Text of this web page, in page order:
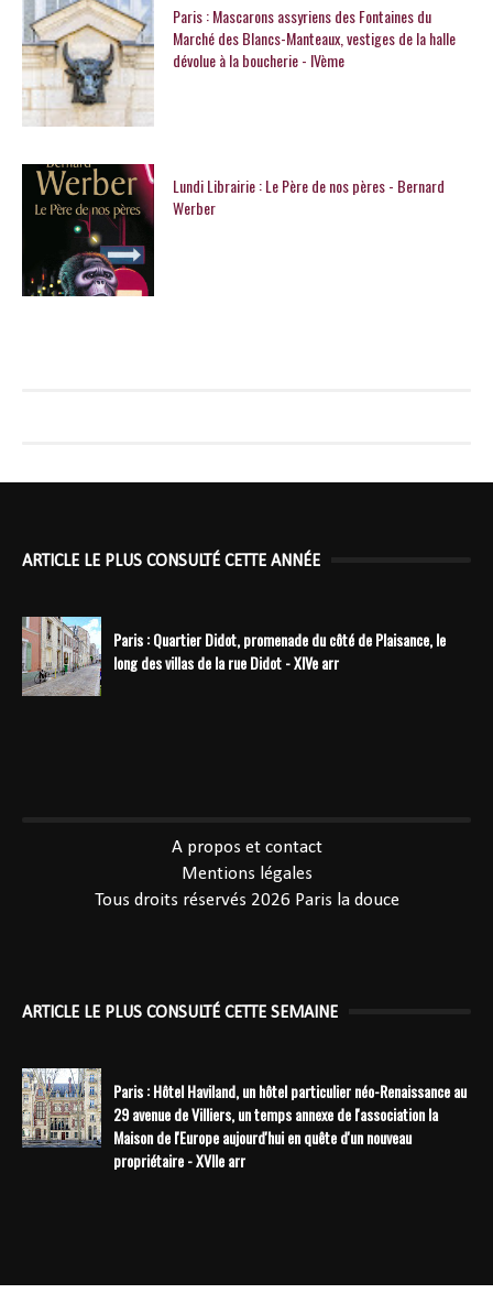
Paris : Mascarons assyriens des Fontaines du
Marché des Blancs-Manteaux, vestiges de la halle
dévolue à la boucherie - IVème
Lundi Librairie : Le Père de nos pères - Bernard
Werber
ARTICLE LE PLUS CONSULTÉ CETTE ANNÉE
Paris : Quartier Didot, promenade du côté de Plaisance, le
long des villas de la rue Didot - XIVe arr
A propos et contact
Mentions légales
Tous droits réservés 2026 Paris la douce
ARTICLE LE PLUS CONSULTÉ CETTE SEMAINE
Paris : Hôtel Haviland, un hôtel particulier néo-Renaissance au
29 avenue de Villiers, un temps annexe de l'association la
Maison de l'Europe aujourd'hui en quête d'un nouveau
propriétaire - XVIIe arr